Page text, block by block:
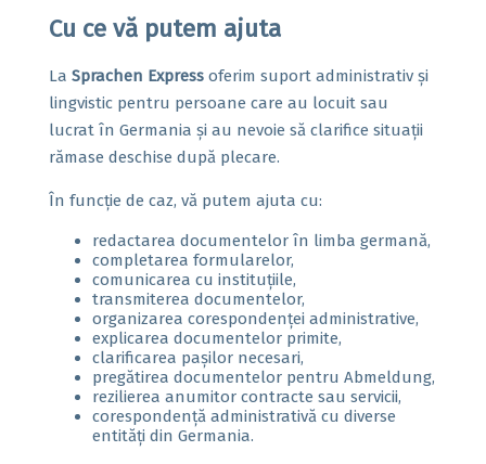
Cu ce vă putem ajuta
La Sprachen Express oferim suport administrativ și
lingvistic pentru persoane care au locuit sau
lucrat în Germania și au nevoie să clarifice situații
rămase deschise după plecare.
În funcție de caz, vă putem ajuta cu:
redactarea documentelor în limba germană,
completarea formularelor,
comunicarea cu instituțiile,
transmiterea documentelor,
organizarea corespondenței administrative,
explicarea documentelor primite,
clarificarea pașilor necesari,
pregătirea documentelor pentru Abmeldung,
rezilierea anumitor contracte sau servicii,
corespondență administrativă cu diverse
entități din Germania.